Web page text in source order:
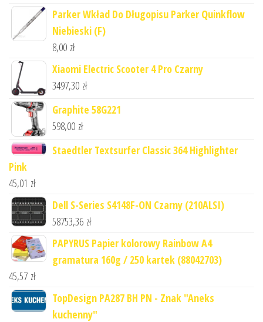
Parker Wkład Do Długopisu Parker Quinkflow
Niebieski (F)
8,00 zł
Xiaomi Electric Scooter 4 Pro Czarny
3497,30 zł
Graphite 58G221
598,00 zł
Staedtler Textsurfer Classic 364 Highlighter
Pink
45,01 zł
Dell S-Series S4148F-ON Czarny (210ALSI)
58753,36 zł
PAPYRUS Papier kolorowy Rainbow A4
gramatura 160g / 250 kartek (88042703)
45,57 zł
TopDesign PA287 BH PN - Znak "Aneks
kuchenny"